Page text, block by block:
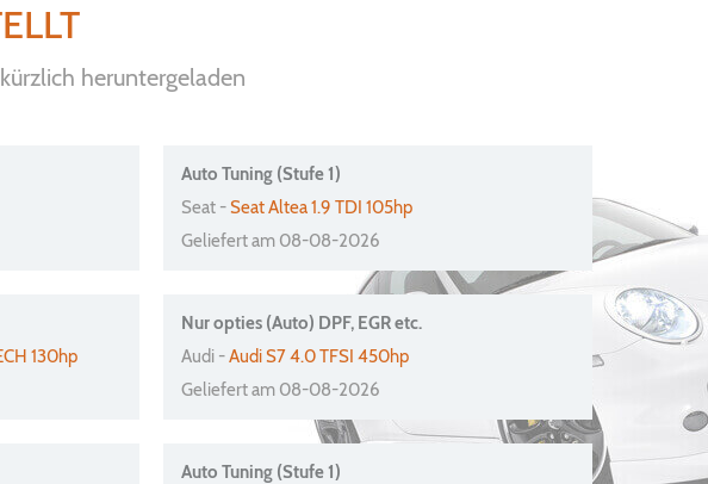
heruntergeladen
Auto Tuning (Stufe 1)
Seat -Seat Altea 1.9 TDI 105hp
Geliefert am 08-08-2026
130hp
Nur opties (Auto) DPF, EGR etc.
Audi -Audi S7 4.0 TFSI 450hp
Geliefert am 08-08-2026
Auto Tuning (Stufe 1)